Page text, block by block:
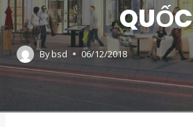
QUỐC
Bybsd 06/12/2018